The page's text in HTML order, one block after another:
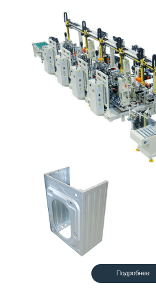
Подробнее